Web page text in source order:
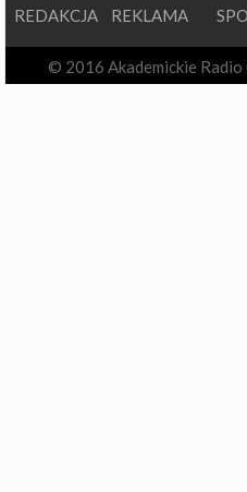
REDAKCJA
REKLAMA
© 2016 Akademickie